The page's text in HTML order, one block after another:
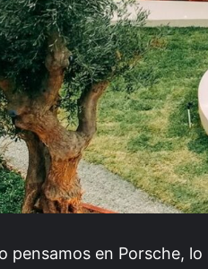
pensamos en Porsche,